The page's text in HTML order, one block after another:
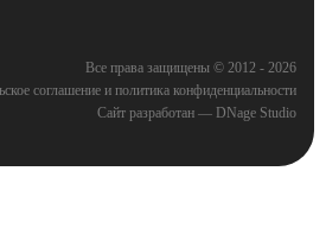
Все права защищены © 2012 - 2026
соглашение и политика конфиденциальности
Сайт разработан — DNage Studio